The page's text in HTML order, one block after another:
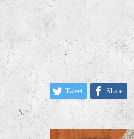
Tweet Share